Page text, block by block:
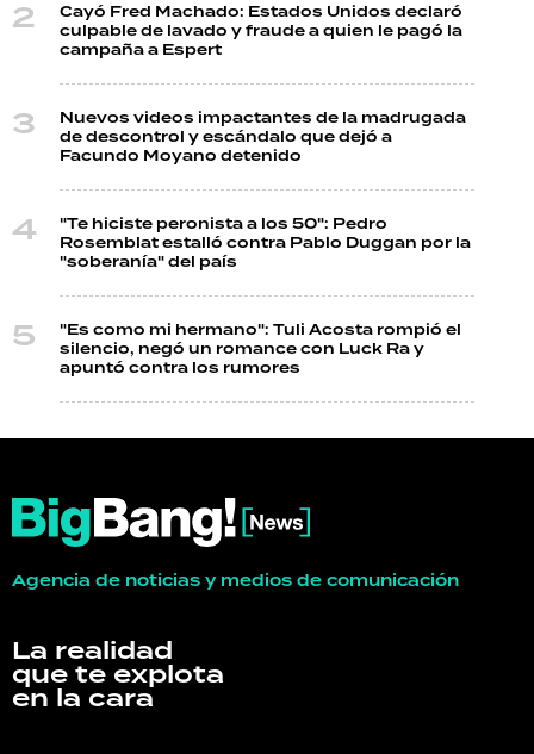
Cayó Fred Machado: Estados Unidos declaró
culpable de lavado y fraude a quien le pagó la
campaña a Espert
Nuevos videos impactantes de la madrugada
de descontrol y escándalo que dejó a
Facundo Moyano detenido
"Te hiciste peronista a los 50": Pedro
Rosemblat estalló contra Pablo Duggan por la
"soberanía" del país
"Es como mi hermano": Tuli Acosta rompió el
silencio, negó un romance con Luck Ra y
apuntó contra los rumores
Agencia de noticias y medios de comunicación
La realidad
que te explota
en la cara